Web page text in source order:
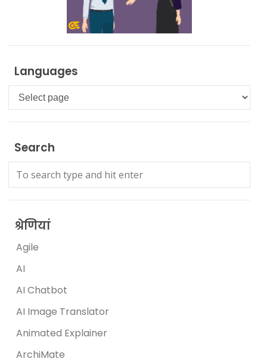
Languages
Languages
Search
श्रेणियां
Agile
AI
AI Chatbot
AI Image Translator
Animated Explainer
ArchiMate